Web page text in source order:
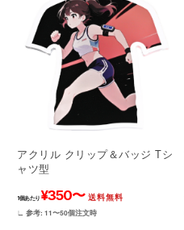
アクリル クリップ＆バッジ Tシ
ャツ型
1個あたり ¥350〜 送料無料
∟ 参考: 11〜50個注文時